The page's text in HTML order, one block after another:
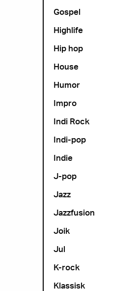
Gospel
Highlife
Hip hop
House
Humor
Impro
Indi Rock
Indi-pop
Indie
J-pop
Jazz
Jazzfusion
Joik
Jul
K-rock
Klassisk